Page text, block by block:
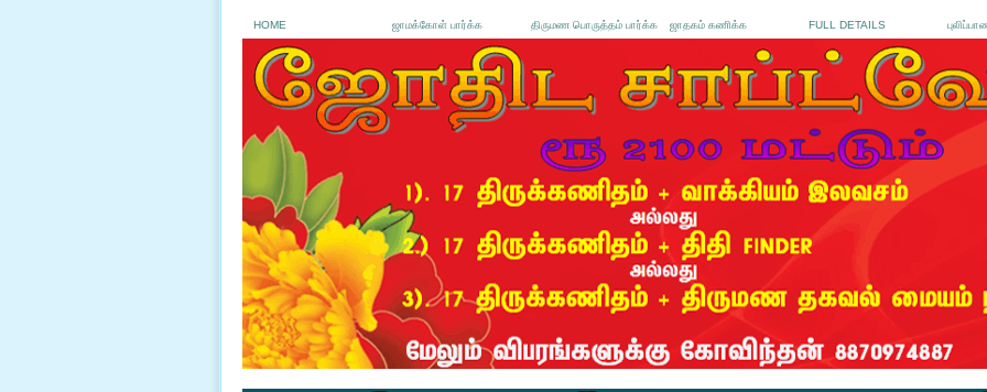
HOME ஜாமக்கோள் பார்க்க திருமண பொருத்தம் பார்க்க ஜாதகம் கணிக்க FULL DETAILS